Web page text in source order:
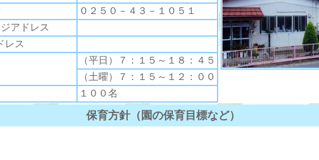
０２５０－４３－１０５１
アドレス
レス
（平日）７：１５～１８：４５
（土曜）７：１５～１２：００
１００名
保育方針（園の保育目標など）